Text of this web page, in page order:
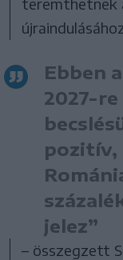
Ebben
2027-
pozitív,
jelez”
– összegzett